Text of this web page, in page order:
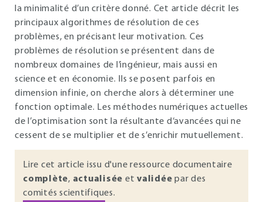
la minimalité d’un critère donné. Cet article décrit les
principaux algorithmes de résolution de ces
problèmes, en précisant leur motivation. Ces
problèmes de résolution se présentent dans de
nombreux domaines de l’ingénieur, mais aussi en
science et en économie. Ils se posent parfois en
dimension infinie, on cherche alors à déterminer une
fonction optimale. Les méthodes numériques actuelles
de l’optimisation sont la résultante d‘avancées qui ne
cessent de se multiplier et de s’enrichir mutuellement.
Lire cet article issu d'une ressource documentaire
complète, actualisée et validée par des
comités scientifiques.